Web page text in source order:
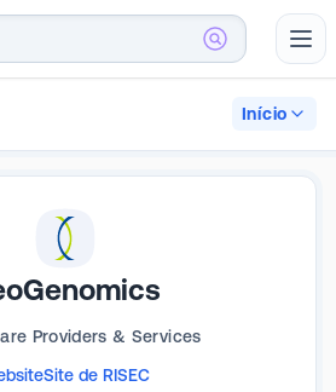
Início
Providers & Services
Site de RISEC